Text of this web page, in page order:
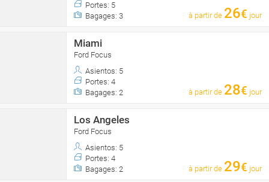
Portes: 5
Bagages: 3
à partir de 26€ jour
Miami
Ford Focus
Asientos: 5
Portes: 4
Bagages: 2
à partir de 28€ jour
Los Angeles
Ford Focus
Asientos: 5
Portes: 4
Bagages: 2
à partir de 29€ jour